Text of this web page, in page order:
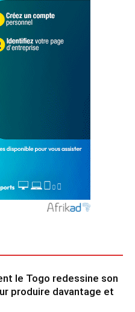
le Togo redessine son
produire davantage et